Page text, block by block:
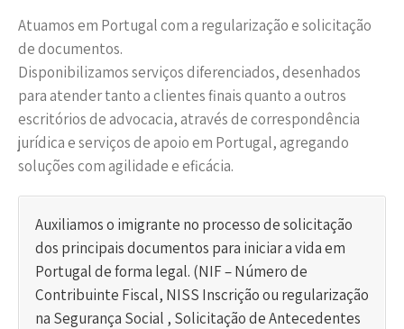
Atuamos em Portugal com a regularização e solicitação
de documentos.
Disponibilizamos serviços diferenciados, desenhados
para atender tanto a clientes finais quanto a outros
escritórios de advocacia, através de correspondência
jurídica e serviços de apoio em Portugal, agregando
soluções com agilidade e eficácia.
Auxiliamos o imigrante no processo de solicitação
dos principais documentos para iniciar a vida em
Portugal de forma legal. (NIF – Número de
Contribuinte Fiscal, NISS Inscrição ou regularização
na Segurança Social , Solicitação de Antecedentes